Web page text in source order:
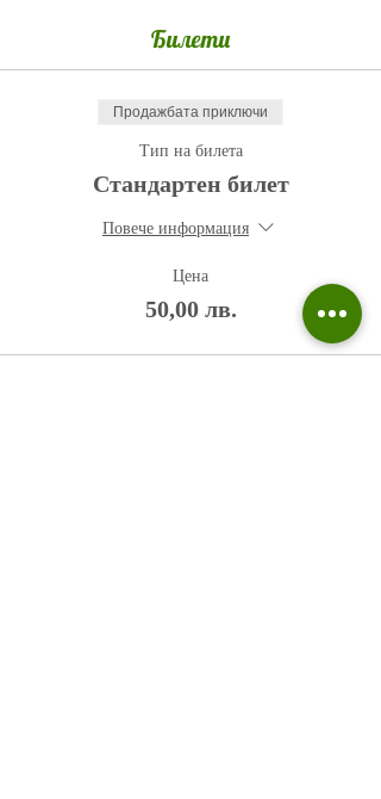
Билети
Продажбата приключи
Тип на билета
Стандартен билет
Повече информация
Цена
50,00 лв.